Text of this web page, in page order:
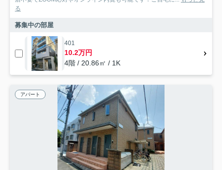
る
募集中の部屋
401
10.2万円
4階 / 20.86㎡ / 1K
アパート